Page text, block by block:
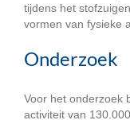
tijdens het
vormen van fysieke
Onderzoek
Voor het onderzoek
activiteit van